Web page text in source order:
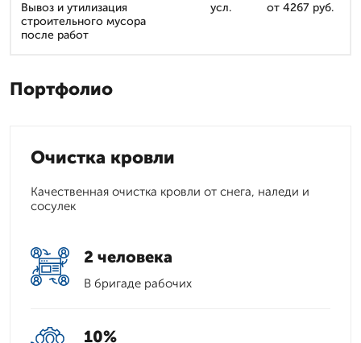
Вывоз и утилизация
строительного мусора
после работ
усл. от 4267 руб.
Портфолио
Очистка кровли
Качественная очистка кровли от снега, наледи и
сосулек
2 человека
В бригаде рабочих
10%